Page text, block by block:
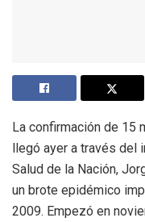
La confirmación de 15
llegó ayer a través del
Salud de la Nación,
un brote epidémico
2009. Empezó en